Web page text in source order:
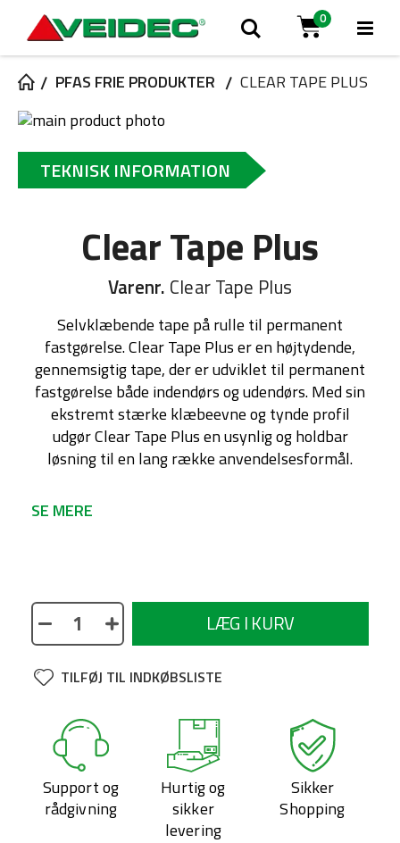
Cart
0
PFAS FRIE PRODUKTER
CLEAR TAPE PLUS
Gå
slutningen
billedgalleriet
til
starten
af
TEKNISK INFORMATION
Clear Tape Plus
Varenr. Clear Tape Plus
Selvklæbende tape på rulle til permanent
fastgørelse. Clear Tape Plus er en højtydende,
gennemsigtig tape, der er udviklet til permanent
fastgørelse både indendørs og udendørs. Med sin
ekstremt stærke klæbeevne og tynde profil
udgør Clear Tape Plus en usynlig og holdbar
løsning til en lang række anvendelsesformål.
SE MERE
LÆG I KURV
TILFØJ TIL INDKØBSLISTE
Support og
rådgivning
Hurtig og
sikker
levering
Sikker
Shopping